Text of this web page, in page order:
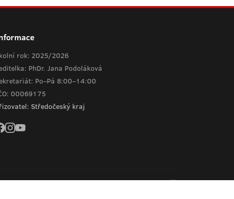
rok: 2025/2026
PhDr. Jana Podoláková
Po–Pá 8:00–14:00
00069175
Středočeský kraj